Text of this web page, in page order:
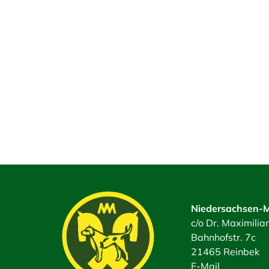
Niedersachsen-
c/o Dr.
Bahnhofstr. 7c
21465 Reinbek
E-Mail